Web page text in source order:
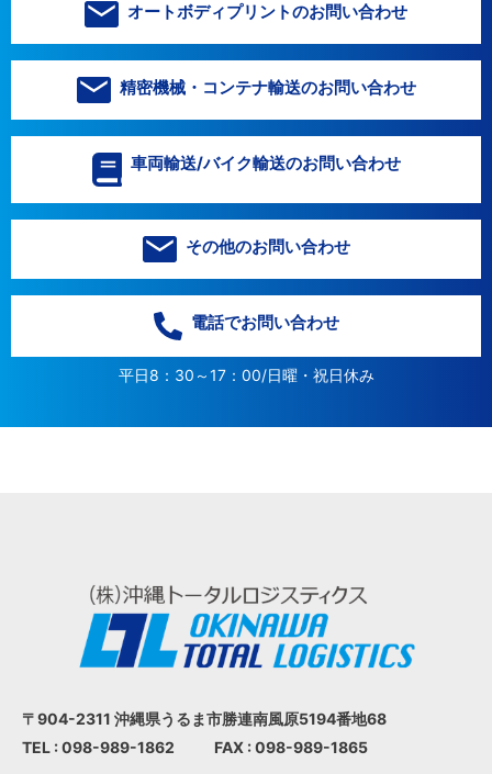
オートボディプリントのお問い合わせ
精密機械・コンテナ輸送のお問い合わせ
車両輸送/バイク輸送のお問い合わせ
その他のお問い合わせ
電話でお問い合わせ
平日8：30～17：00/日曜・祝日休み
〒904-2311 沖縄県うるま市勝連南風原5194番地68
TEL : 098-989-1862
FAX : 098-989-1865